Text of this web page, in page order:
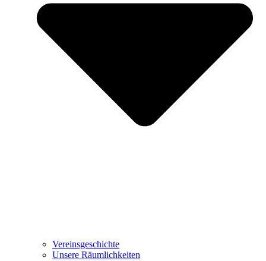
Vereinsgeschichte
Unsere Räumlichkeiten